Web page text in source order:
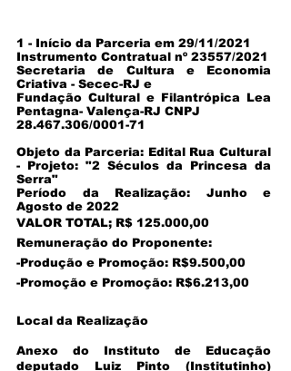
1 - Início da Parceria em 29/11/2021
Instrumento Contratual nº 23557/2021
Secretaria de Cultura e Economia
Criativa - Secec-RJ e
Fundação Cultural e Filantrópica Lea
Pentagna- Valença-RJ CNPJ
28.467.306/0001-71
Objeto da Parceria: Edital Rua Cultural
- Projeto: "2 Séculos da Princesa da
Serra"
Período da Realização: Junho e
Agosto de 2022
VALOR TOTAL; R$ 125.000,00
Remuneração do Proponente:
-Produção e Promoção: R$9.500,00
-Promoção e Promoção: R$6.213,00
Local da Realização
Anexo do Instituto de Educação
deputado Luiz Pinto (Institutinho)